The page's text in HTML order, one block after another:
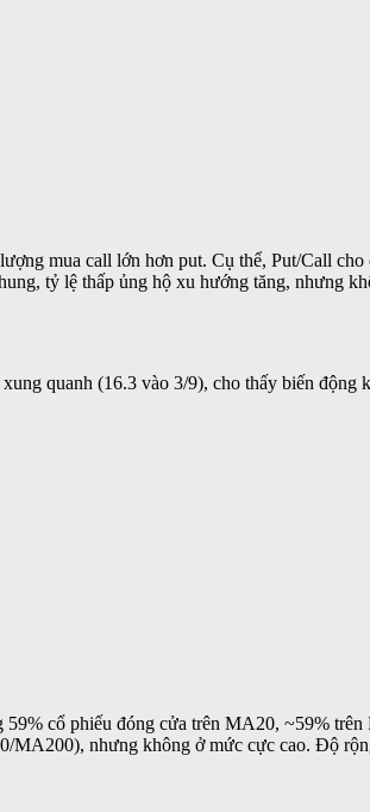
mua call lớn hơn put. Cụ thể, Put/Call
tỷ lệ thấp ủng hộ xu hướng tăng, nhưng
quanh (16.3 vào 3/9), cho thấy biến động
cổ phiếu đóng cửa trên MA20, ~59%
nhưng không ở mức cực cao. Độ